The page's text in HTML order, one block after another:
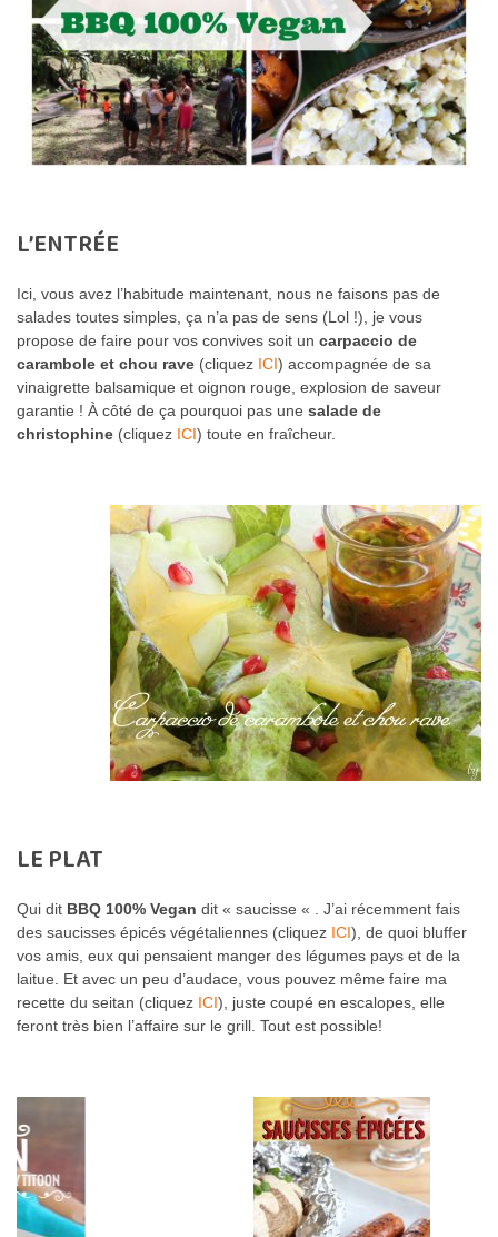
L’ENTRÉE
Ici, vous avez l’habitude maintenant, nous ne faisons pas de
salades toutes simples, ça n’a pas de sens (Lol !), je vous
propose de faire pour vos convives soit un carpaccio de
carambole et chou rave (cliquez ICI) accompagnée de sa
vinaigrette balsamique et oignon rouge, explosion de saveur
garantie ! À côté de ça pourquoi pas une salade de
christophine (cliquez ICI) toute en fraîcheur.
LE PLAT
Qui dit BBQ 100% Vegan dit « saucisse « . J’ai récemment fais
des saucisses épicés végétaliennes (cliquez ICI), de quoi bluffer
vos amis, eux qui pensaient manger des légumes pays et de la
laitue. Et avec un peu d’audace, vous pouvez même faire ma
recette du seitan (cliquez ICI), juste coupé en escalopes, elle
feront très bien l’affaire sur le grill. Tout est possible!